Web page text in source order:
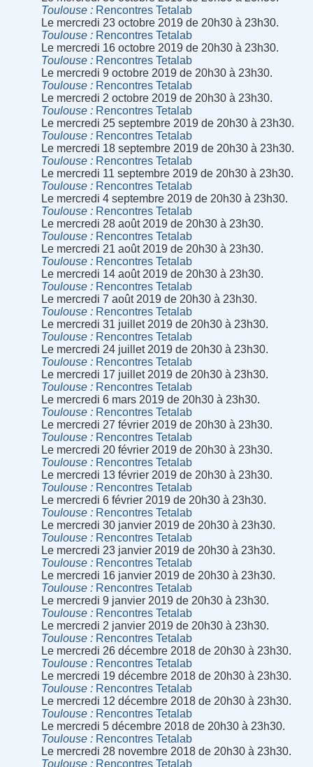
Toulouse
Rencontres Tetalab
Le mercredi 23 octobre 2019 de 20h30 à 23h30.
Toulouse
Rencontres Tetalab
Le mercredi 16 octobre 2019 de 20h30 à 23h30.
Toulouse
Rencontres Tetalab
Le mercredi 9 octobre 2019 de 20h30 à 23h30.
Toulouse
Rencontres Tetalab
Le mercredi 2 octobre 2019 de 20h30 à 23h30.
Toulouse
Rencontres Tetalab
Le mercredi 25 septembre 2019 de 20h30 à 23h30.
Toulouse
Rencontres Tetalab
Le mercredi 18 septembre 2019 de 20h30 à 23h30.
Toulouse
Rencontres Tetalab
Le mercredi 11 septembre 2019 de 20h30 à 23h30.
Toulouse
Rencontres Tetalab
Le mercredi 4 septembre 2019 de 20h30 à 23h30.
Toulouse
Rencontres Tetalab
Le mercredi 28 août 2019 de 20h30 à 23h30.
Toulouse
Rencontres Tetalab
Le mercredi 21 août 2019 de 20h30 à 23h30.
Toulouse
Rencontres Tetalab
Le mercredi 14 août 2019 de 20h30 à 23h30.
Toulouse
Rencontres Tetalab
Le mercredi 7 août 2019 de 20h30 à 23h30.
Toulouse
Rencontres Tetalab
Le mercredi 31 juillet 2019 de 20h30 à 23h30.
Toulouse
Rencontres Tetalab
Le mercredi 24 juillet 2019 de 20h30 à 23h30.
Toulouse
Rencontres Tetalab
Le mercredi 17 juillet 2019 de 20h30 à 23h30.
Toulouse
Rencontres Tetalab
Le mercredi 6 mars 2019 de 20h30 à 23h30.
Toulouse
Rencontres Tetalab
Le mercredi 27 février 2019 de 20h30 à 23h30.
Toulouse
Rencontres Tetalab
Le mercredi 20 février 2019 de 20h30 à 23h30.
Toulouse
Rencontres Tetalab
Le mercredi 13 février 2019 de 20h30 à 23h30.
Toulouse
Rencontres Tetalab
Le mercredi 6 février 2019 de 20h30 à 23h30.
Toulouse
Rencontres Tetalab
Le mercredi 30 janvier 2019 de 20h30 à 23h30.
Toulouse
Rencontres Tetalab
Le mercredi 23 janvier 2019 de 20h30 à 23h30.
Toulouse
Rencontres Tetalab
Le mercredi 16 janvier 2019 de 20h30 à 23h30.
Toulouse
Rencontres Tetalab
Le mercredi 9 janvier 2019 de 20h30 à 23h30.
Toulouse
Rencontres Tetalab
Le mercredi 2 janvier 2019 de 20h30 à 23h30.
Toulouse
Rencontres Tetalab
Le mercredi 26 décembre 2018 de 20h30 à 23h30.
Toulouse
Rencontres Tetalab
Le mercredi 19 décembre 2018 de 20h30 à 23h30.
Toulouse
Rencontres Tetalab
Le mercredi 12 décembre 2018 de 20h30 à 23h30.
Toulouse
Rencontres Tetalab
Le mercredi 5 décembre 2018 de 20h30 à 23h30.
Toulouse
Rencontres Tetalab
Le mercredi 28 novembre 2018 de 20h30 à 23h30.
Toulouse
Rencontres Tetalab